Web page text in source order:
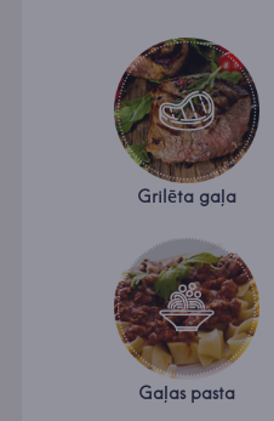
Grilēta gaļa
Gaļas pasta